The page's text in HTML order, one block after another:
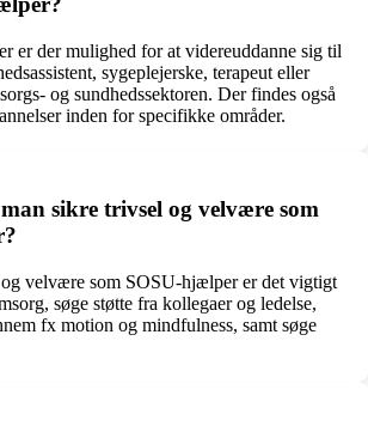
er der mulighed for at videreuddanne sig til
sygeplejerske, terapeut eller
og sundhedssektoren. Der findes også
inden for specifikke områder.
sikre trivsel og velvære som
velvære som SOSU-hjælper er det vigtigt
søge støtte fra kollegaer og ledelse,
fx motion og mindfulness, samt søge